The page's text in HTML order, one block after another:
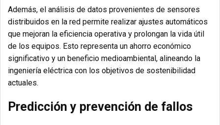
Además, el análisis de datos provenientes de sensores
distribuidos en la red permite realizar ajustes automáticos
que mejoran la eficiencia operativa y prolongan la vida útil
de los equipos. Esto representa un ahorro económico
significativo y un beneficio medioambiental, alineando la
ingeniería eléctrica con los objetivos de sostenibilidad
actuales.
Predicción y prevención de fallos